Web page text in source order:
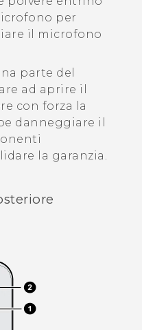
per
il microfono
parte del
ad aprire il
con forza la
danneggiare il
la garanzia.